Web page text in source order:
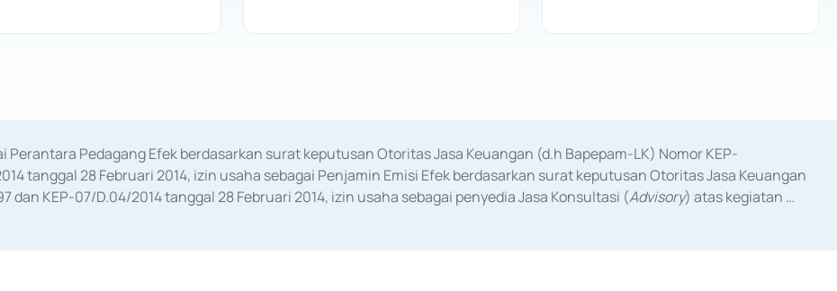
Pedagang Efek berdasarkan surat keputusan Otoritas Jasa Keuangan (d.h Bapepam-LK) Nomor KEP-
tanggal 28 Februari 2014, izin usaha sebagai Penjamin Emisi Efek berdasarkan surat keputusan Otoritas Jasa Keuangan
dan KEP-07/D.04/2014 tanggal 28 Februari 2014, izin usaha sebagai penyedia Jasa Konsultasi (Advisory) atas kegiatan